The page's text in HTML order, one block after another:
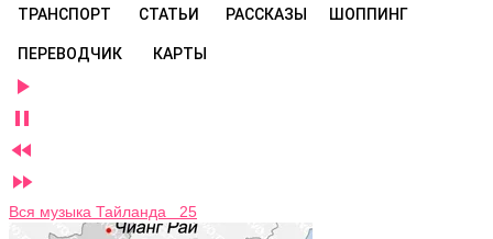
ТРАНСПОРТ СТАТЬИ РАССКАЗЫ ШОППИНГ
ПЕРЕВОДЧИК КАРТЫ




Вся музыка Тайланда 25